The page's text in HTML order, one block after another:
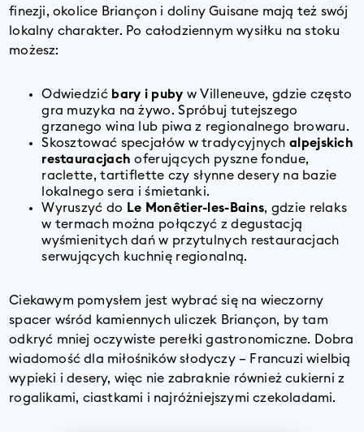
finezji, okolice Briançon i doliny Guisane mają też swój
lokalny charakter. Po całodziennym wysiłku na stoku
możesz:
Odwiedzić bary i puby w Villeneuve, gdzie często
gra muzyka na żywo. Spróbuj tutejszego
grzanego wina lub piwa z regionalnego browaru.
Skosztować specjałów w tradycyjnychalpejskich
restauracjach oferujących pyszne fondue,
raclette, tartiflette czy słynne desery na bazie
lokalnego sera i śmietanki.
Wyruszyć do Le Monêtier-les-Bains, gdzie relaks
w termach można połączyć z degustacją
wyśmienitych dań w przytulnych restauracjach
serwujących kuchnię regionalną.
Ciekawym pomysłem jest wybrać się na wieczorny
spacer wśród kamiennych uliczek Briançon, by tam
odkryć mniej oczywiste perełki gastronomiczne. Dobra
wiadomość dla miłośników słodyczy – Francuzi wielbią
wypieki i desery, więc nie zabraknie również cukierni z
rogalikami, ciastkami i najróżniejszymi czekoladami.